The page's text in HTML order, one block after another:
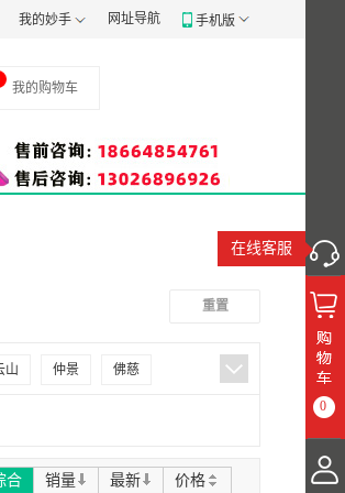
械经营备20191807号 食品经营许可证：
我的妙手 网址导航 手机版
在线客服
0
我的购物车
重置
山 仲景 佛慈
合 销量 最新 价格